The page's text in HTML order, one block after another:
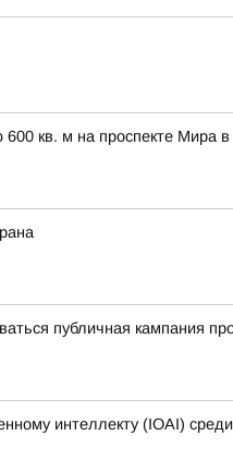
кв. м на проспекте Мира
публичная кампания
интеллекту (IOAI)